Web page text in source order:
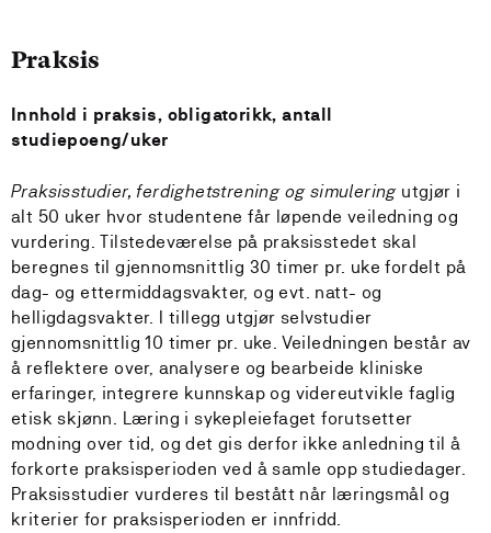
Praksis
Innhold i praksis, obligatorikk, antall
studiepoeng/uker
Praksisstudier, ferdighetstrening og simuleringutgjør i
alt 50 uker hvor studentene får løpende veiledning og
vurdering. Tilstedeværelse på praksisstedet skal
beregnes til gjennomsnittlig 30 timer pr. uke fordelt på
dag- og ettermiddagsvakter, og evt. natt- og
helligdagsvakter. I tillegg utgjør selvstudier
gjennomsnittlig 10 timer pr. uke. Veiledningen består av
å reflektere over, analysere og bearbeide kliniske
erfaringer, integrere kunnskap og videreutvikle faglig
etisk skjønn. Læring i sykepleiefaget forutsetter
modning over tid, og det gis derfor ikke anledning til å
forkorte praksisperioden ved å samle opp studiedager.
Praksisstudier vurderes til bestått når læringsmål og
kriterier for praksisperioden er innfridd.